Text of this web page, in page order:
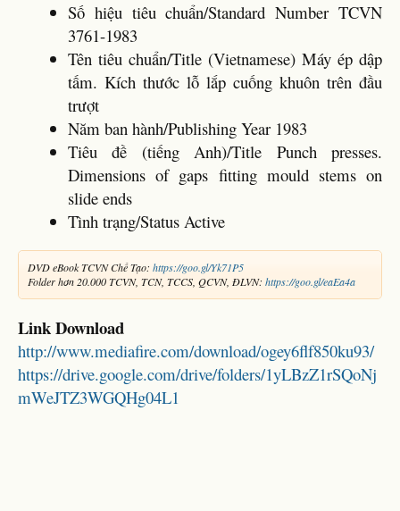
Số hiệu tiêu chuẩn/Standard Number TCVN
3761-1983
Tên tiêu chuẩn/Title (Vietnamese) Máy ép dập
tấm. Kích thước lỗ lắp cuống khuôn trên đầu
trượt
Năm ban hành/Publishing Year 1983
Tiêu đề (tiếng Anh)/Title Punch presses.
Dimensions of gaps fitting mould stems on
slide ends
Tình trạng/Status Active
DVD eBook TCVN Chế Tạo: https://goo.gl/Yk71P5
Folder hơn 20.000 TCVN, TCN, TCCS, QCVN, ĐLVN: https://goo.gl/eaEa4a
Link Download
http://www.mediafire.com/download/ogey6flf850ku93/
https://drive.google.com/drive/folders/1yLBzZ1rSQoNj
mWeJTZ3WGQHg04L1